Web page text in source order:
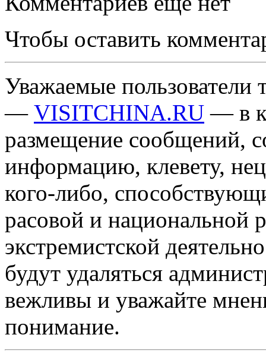
Чтобы оставить
Уважаемые пользователи
— VISITCHINA.RU — в
размещение сообщений,
информацию, клевету,
кого-либо,
расовой и национальной
экстремистской
будут удаляться
вежливы и уважайте
понимание.